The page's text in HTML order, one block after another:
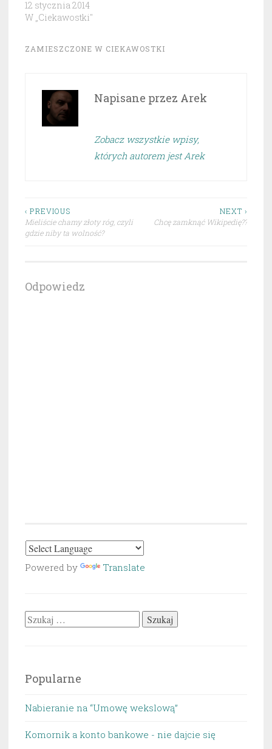
12 stycznia 2014
W „Ciekawostki"
ZAMIESZCZONE W CIEKAWOSTKI
Napisane przez Arek
Zobacz wszystkie wpisy,
których autorem jest Arek
Nawigacja
wpisu
‹ PREVIOUS
Mieliście chamy złoty róg, czyli
gdzie niby ta wolność?
NEXT ›
Chcę zamknąć Wikipedię??
Odpowiedz
Powered by Translate
Szukaj:
Popularne
Nabieranie na “Umowę wekslową”
Komornik a konto bankowe - nie dajcie się